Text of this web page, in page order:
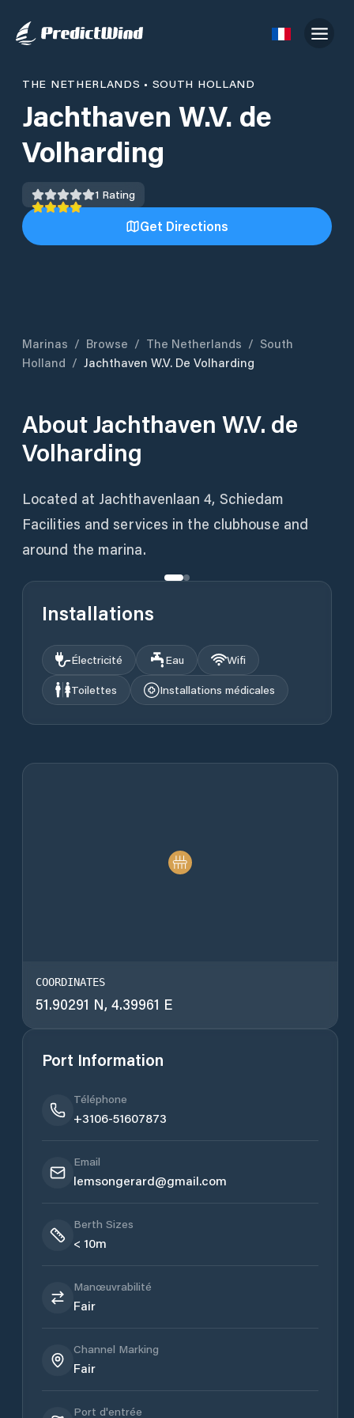
THE NETHERLANDS • SOUTH HOLLAND
Jachthaven W.V. de
Volharding
1 Rating
Get Directions
Marinas / Browse / The Netherlands / South
Holland / Jachthaven W.V. De Volharding
AboutJachthaven W.V. de
Volharding
Located at Jachthavenlaan 4, Schiedam
Facilities and services in the clubhouse and
around the marina.
Installations
Électricité Eau
Wifi
Toilettes
Installations médicales
COORDINATES
51.90291 N, 4.39961 E
Port Information
Téléphone
+3106-51607873
Email
lemsongerard@gmail.com
Berth Sizes
< 10m
Manœuvrabilité
Fair
Channel Marking
Fair
Port d'entrée